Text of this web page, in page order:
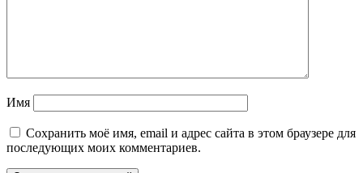
Имя
Сохранить моё имя, email и адрес сайта в этом браузере для
последующих моих комментариев.